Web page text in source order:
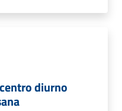
diurno